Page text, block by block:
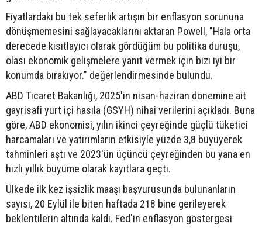
Fiyatlardaki bu tek seferlik artışın bir enflasyon sorununa
dönüşmemesini sağlayacaklarını aktaran Powell, "Hala orta
derecede kısıtlayıcı olarak gördüğüm bu politika duruşu,
olası ekonomik gelişmelere yanıt vermek için bizi iyi bir
konumda bırakıyor." değerlendirmesinde bulundu.
ABD Ticaret Bakanlığı, 2025'in nisan-haziran dönemine ait
gayrisafi yurt içi hasıla (GSYH) nihai verilerini açıkladı. Buna
göre, ABD ekonomisi, yılın ikinci çeyreğinde güçlü tüketici
harcamaları ve yatırımların etkisiyle yüzde 3,8 büyüyerek
tahminleri aştı ve 2023'ün üçüncü çeyreğinden bu yana en
hızlı yıllık büyüme olarak kayıtlara geçti.
Ülkede ilk kez işsizlik maaşı başvurusunda bulunanların
sayısı, 20 Eylül ile biten haftada 218 bine gerileyerek
beklentilerin altında kaldı. Fed'in enflasyon göstergesi